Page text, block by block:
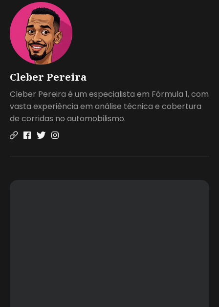
Cleber Pereira
Cleber Pereira é um especialista em Fórmula 1, com
vasta experiência em análise técnica e cobertura
de corridas no automobilismo.